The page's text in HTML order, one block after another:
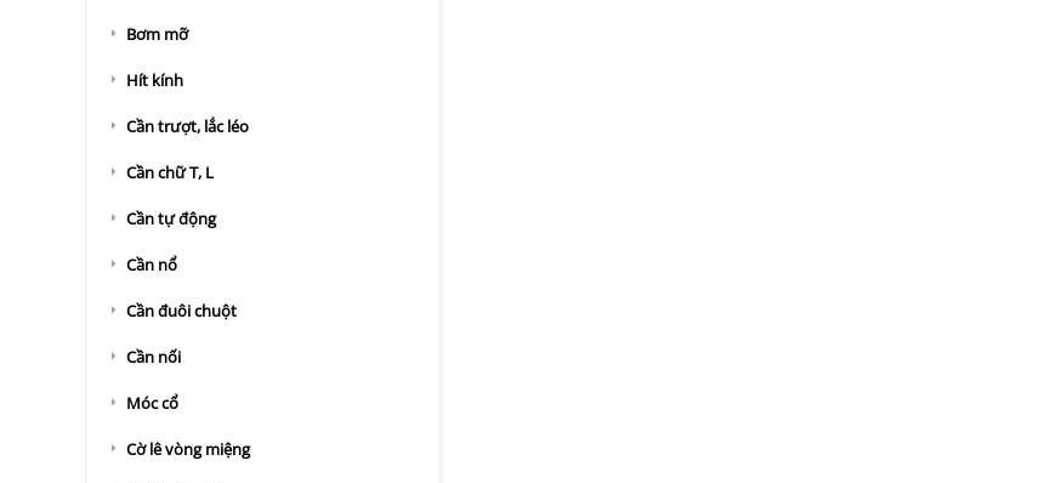
Bơm mỡ
Hít kính
Cần trượt, lắc léo
Cần chữ T, L
Cần tự động
Cần nổ
Cần đuôi chuột
Cần nối
Móc cổ
Cờ lê vòng miệng